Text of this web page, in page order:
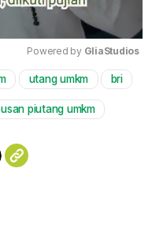
Mute
Powered by GliaStudios
utang umkm bri
piutang umkm